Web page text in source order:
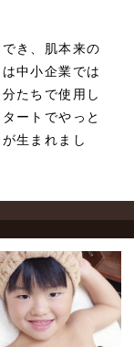
き、肌本来の
中小企業では
たちで使用し
ートでやっと
生まれまし